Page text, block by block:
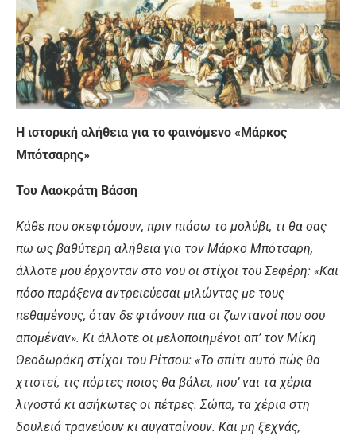
Η ιστορική αλήθεια για το φαινόμενο «Μάρκος
Μπότσαρης»
Του Λαοκράτη Βάσση
Κάθε που σκεφτόμουν, πριν πιάσω το μολύβι, τι θα σας
πω ως βαθύτερη αλήθεια για τον Μάρκο Μπότσαρη,
άλλοτε μου έρχονταν στο νου οι στίχοι του Σεφέρη: «Και
πόσο παράξενα αντρειεύεσαι μιλώντας με τους
πεθαμένους, όταν δε φτάνουν πια οι ζωντανοί που σου
απομέναν». Κι άλλοτε οι μελοποιημένοι απ’ τον Μίκη
Θεοδωράκη στίχοι του Ρίτσου: «Το σπίτι αυτό πώς θα
χτιστεί, τις πόρτες ποιος θα βάλει, που’ ναι τα χέρια
λιγοστά κι ασήκωτες οι πέτρες. Σώπα, τα χέρια στη
δουλειά τρανεύουν κι αυγαταίνουν. Και μη ξεχνάς,